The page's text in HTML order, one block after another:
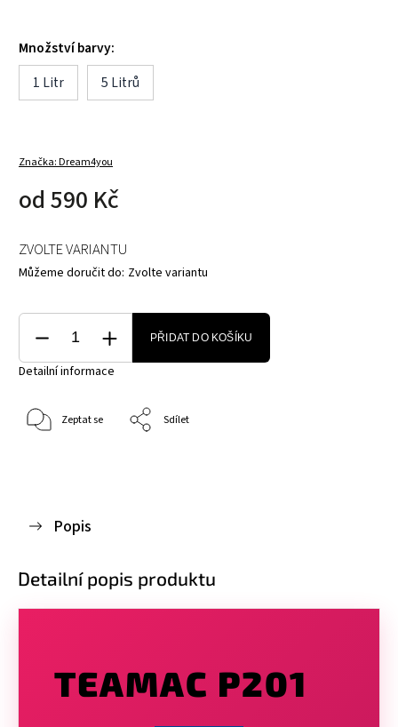
Množství barvy:
1 Litr
5 Litrů
Značka:Dream4you
od 590 Kč
ZVOLTE VARIANTU
Můžeme doručit do: Zvolte variantu
PŘIDAT DO KOŠÍKU
Detailní informace
Zeptat se Sdílet
Popis
Detailní popis produktu
TEAMAC P201